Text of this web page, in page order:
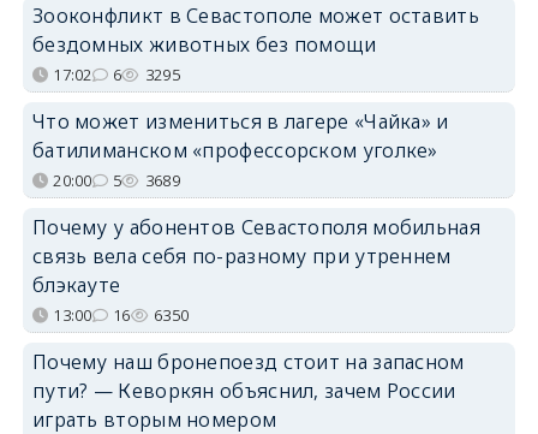
Зооконфликт в Севастополе может оставить
бездомных животных без помощи
17:02 6 3295
Что может измениться в лагере «Чайка» и
батилиманском «профессорском уголке»
20:00 5 3689
Почему у абонентов Севастополя мобильная
связь вела себя по-разному при утреннем
блэкауте
13:00 16 6350
Почему наш бронепоезд стоит на запасном
пути? — Кеворкян объяснил, зачем России
играть вторым номером